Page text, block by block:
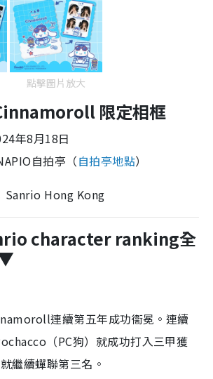
點擊圖片放大
限定相框
年8月18日
自拍亭 （自拍亭地點）
Hong Kong
character ranking全
連續第五年成功衞冕。連續
（PC狗）就成功打入三甲獲
繼續蟬聯第三名。